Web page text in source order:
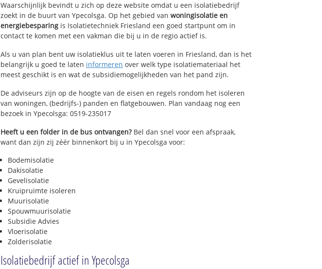
Waarschijnlijk bevindt u zich op deze website omdat u een isolatiebedrijf
zoekt in de buurt van Ypecolsga. Op het gebied van woningisolatie en
energiebesparing is Isolatietechniek Friesland een goed startpunt om in
contact te komen met een vakman die bij u in de regio actief is.
Als u van plan bent uw isolatieklus uit te laten voeren in Friesland, dan is het
belangrijk u goed te laten informeren over welk type isolatiemateriaal het
meest geschikt is en wat de subsidiemogelijkheden van het pand zijn.
De adviseurs zijn op de hoogte van de eisen en regels rondom het isoleren
van woningen, (bedrijfs-) panden en flatgebouwen. Plan vandaag nog een
bezoek in Ypecolsga: 0519-235017
Heeft u een folder in de bus ontvangen?Bel dan snel voor een afspraak,
want dan zijn zij zéér binnenkort bij u in Ypecolsga voor:
Bodemisolatie
Dakisolatie
Gevelisolatie
Kruipruimte isoleren
Muurisolatie
Spouwmuurisolatie
Subsidie Advies
Vloerisolatie
Zolderisolatie
Isolatiebedrijf actief in Ypecolsga